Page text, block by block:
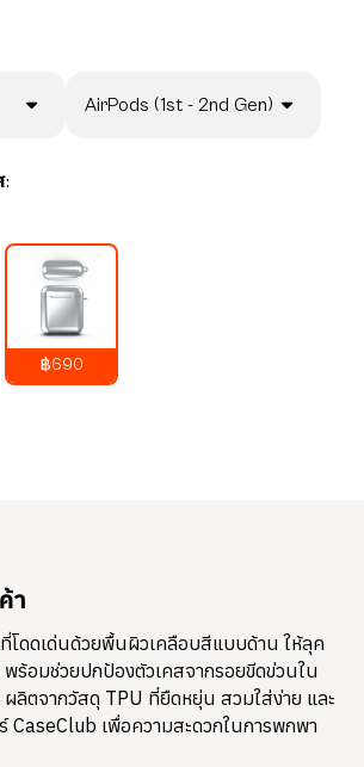
AirPods (1st - 2nd Gen)
:
฿690
า
โดดเด่นด้วยพื้นผิวเคลือบสีแบบด้าน ให้ลุค
ร้อมช่วยปกป้องตัวเคสจากรอยขีดข่วนใน
ผลิตจากวัสดุ TPU ที่ยืดหยุ่น สวมใส่ง่าย และ
CaseClub เพื่อความสะดวกในการพกพา